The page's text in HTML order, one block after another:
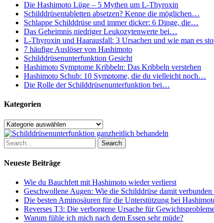
Die Hashimoto Lüge – 5 Mythen um L-Thyroxin
Schilddrüsentabletten absetzen? Kenne die möglichen…
Schlappe Schilddrüse und immer dicker: 6 Dinge, die…
Das Geheimnis niedriger Leukozytenwerte bei…
L-Thyroxin und Haarausfall: 3 Ursachen und wie man es
7 häufige Auslöser von Hashimoto
Schilddrüsenunterfunktion Gesicht
Hashimoto Symptome Kribbeln: Das Kribbeln verstehen
Hashimoto Schub: 10 Symptome, die du vielleicht noch…
Die Rolle der Schilddrüsenunterfunktion bei…
Kategorien
Kategorien
Search
Neueste Beiträge
Wie du Bauchfett mit Hashimoto wieder verlierst
Geschwollene Augen: Wie die Schilddrüse damit
Die besten Aminosäuren für die Unterstützung bei
Reverses T3: Die verborgene Ursache für
Warum fühle ich mich nach dem Essen sehr müde?